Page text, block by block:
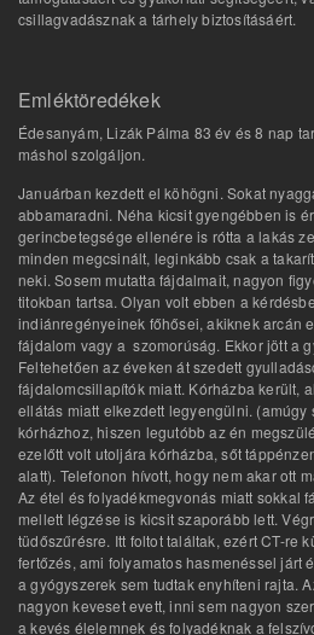
csillagvadásznak a tárhely biztosításáért.
Emléktöredékek
Édesanyám, Lizák Pálma 83 év és 8 nap
máshol szolgáljon.
Januárban kezdett el köhögni. Sokat
abbamaradni. Néha kicsit gyengébben is
gerincbetegsége ellenére is rótta a lakás
minden megcsinált, leginkább csak a
neki. Sosem mutatta fájdalmait, nagyon
titokban tartsa. Olyan volt ebben a
indiánregényeinek főhősei, akiknek arcán
fájdalom vagy a szomorúság. Ekkor jött a
Feltehetően az éveken át szedett
fájdalomcsillapítók miatt. Kórházba került,
ellátás miatt elkezdett legyengülni. (amúgy
kórházhoz, hiszen legutóbb az én
ezelőtt volt utoljára kórházba, sőt
alatt). Telefonon hívott, hogy nem akar ott
Az étel és folyadékmegvonás miatt sokkal
mellett légzése is kicsit szaporább lett.
tüdőszűrésre. Itt foltot találtak, ezért CT-re
fertőzés, ami folyamatos hasmenéssel járt
a gyógyszerek sem tudtak enyhíteni rajta.
nagyon keveset evett, inni sem nagyon
a kevés élelemnek és folyadéknak a